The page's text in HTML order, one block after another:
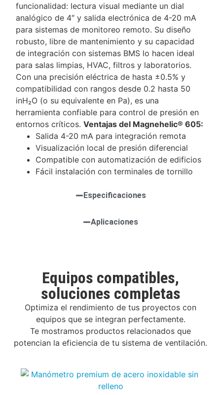
Especificaciones
Aplicaciones
funcionalidad: lectura visual mediante un dial
analógico de 4″ y salida electrónica de 4-20 mA
para sistemas de monitoreo remoto. Su diseño
robusto, libre de mantenimiento y su capacidad
de integración con sistemas BMS lo hacen ideal
para salas limpias, HVAC, filtros y laboratorios.
Con una precisión eléctrica de hasta ±0.5% y
compatibilidad con rangos desde 0.2 hasta 50
inH₂O (o su equivalente en Pa), es una
herramienta confiable para control de presión en
entornos críticos.Ventajas del Magnehelic® 605:
Salida 4-20 mA para integración remota
Visualización local de presión diferencial
Compatible con automatización de edificios
Fácil instalación con terminales de tornillo
Equipos compatibles,
soluciones completas
Optimiza el rendimiento de tus proyectos con
equipos que se integran perfectamente.
Te mostramos productos relacionados que
potencian la eficiencia de tu sistema de ventilación.